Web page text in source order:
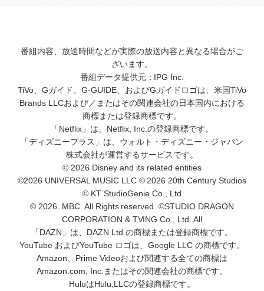
番組内容、放送時間などが実際の放送内容と異なる場合がご
ざいます。
番組データ提供元：IPG Inc.
TiVo、Gガイド、G-GUIDE、およびGガイドロゴは、米国TiVo
Brands LLCおよび／またはその関連会社の日本国内における
商標または登録商標です。
「Netflix」は、Netflix, Inc.の登録商標です。
「ディズニープラス」は、ウォルト・ディズニー・ジャパン
株式会社が運営するサービスです。
© 2026 Disney and its related entities
©2026 UNIVERSAL MUSIC LLC © 2026 20th Century Studios
© KT StudioGenie Co., Ltd
© 2026. MBC. All Rights reserved. ©STUDIO DRAGON
CORPORATION & TVING Co., Ltd. All
「DAZN」は、DAZN Ltd.の商標または登録商標です。
YouTube およびYouTube ロゴは、Google LLC の商標です。
Amazon、Prime Videoおよび関連する全ての商標は
Amazon.com, Inc.またはその関連会社の商標です。
HuluはHulu,LLCの登録商標です。